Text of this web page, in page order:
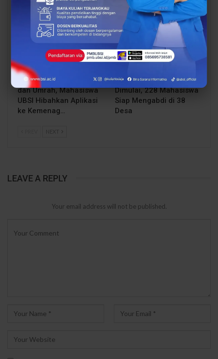
BERITA
Dukung Pelayanan Haji
dan Umrah, Mahasiswa
UBSI Hibahkan Aplikasi
ke Kemenag…
BERITA
BSI Explore 2026 Resmi
Dimulai, 228 Mahasiswa
Siap Mengabdi di 38
Desa
NEXT
LEAVE A REPLY
Your email address will not be published.